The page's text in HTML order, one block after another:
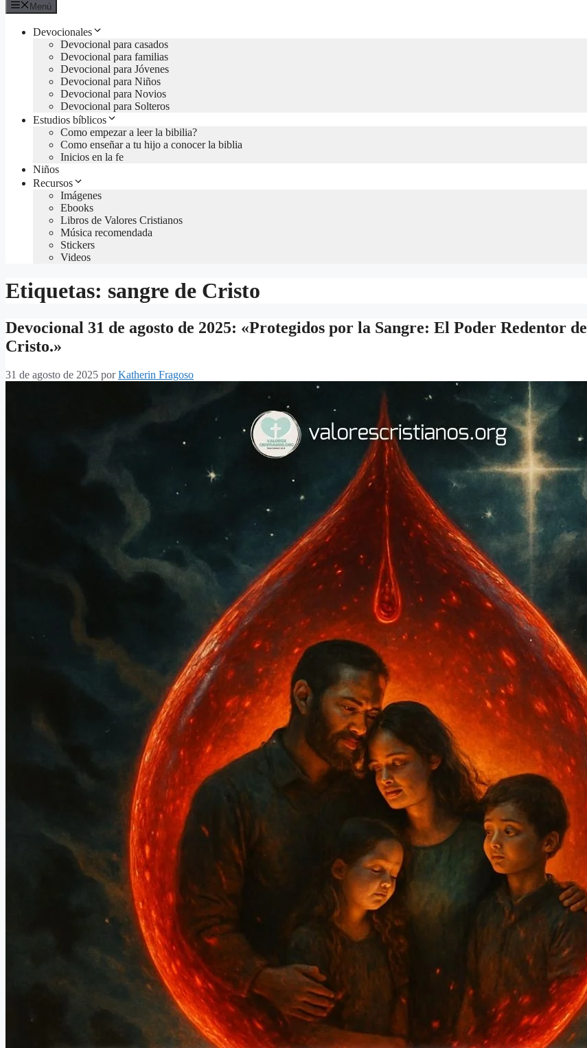
Menú
Devocionales
Devocional para casados
Devocional para familias
Devocional para Jóvenes
Devocional para Niños
Devocional para Novios
Devocional para Solteros
Estudios bíblicos
Como empezar a leer la bibilia?
Como enseñar a tu hijo a conocer la biblia
Inicios en la fe
Niños
Recursos
Imágenes
Ebooks
Libros de Valores Cristianos
Música recomendada
Stickers
Videos
Etiquetas: sangre de Cristo
Devocional 31 de agosto de 2025: «Protegidos por la Sangre: El Poder Redentor de
Cristo.»
31 de agosto de 2025 porKatherin Fragoso